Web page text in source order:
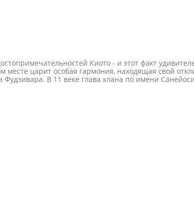
Киото - и этот факт
царит особая гармония, находящая свой
В 11 веке глава клана по имени